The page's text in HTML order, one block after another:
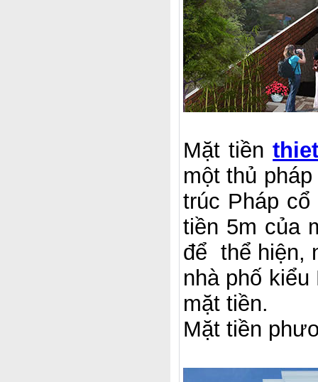
Mặt tiền
một thủ
trúc Pháp
tiền 5m của
để thể hiện,
nhà phố
mặt tiền.
Mặt tiền